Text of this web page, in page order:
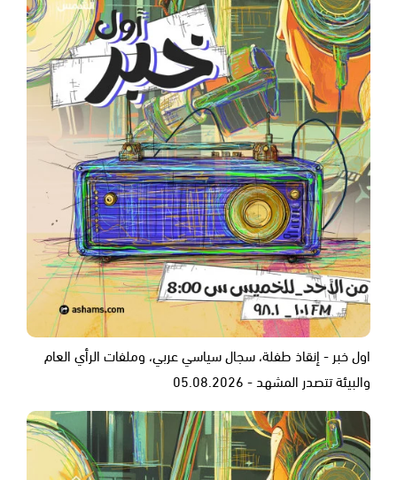
اول خبر - إنقاذ طفلة، سجال سياسي عربي، وملفات الرأي العام
والبيئة تتصدر المشهد - 05.08.2026